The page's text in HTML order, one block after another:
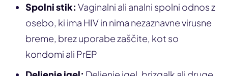
Spolni stik: Vaginalni ali analni spolni odnos z
osebo, ki ima HIV in nima nezaznavne virusne
breme, brez uporabe zaščite, kot so
kondomi ali PrEP